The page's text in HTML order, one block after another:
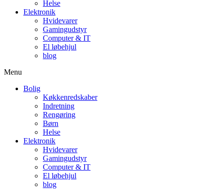
Helse
Elektronik
Hvidevarer
Gamingudstyr
Computer & IT
El løbehjul
blog
Menu
Bolig
Køkkenredskaber
Indretning
Rengøring
Børn
Helse
Elektronik
Hvidevarer
Gamingudstyr
Computer & IT
El løbehjul
blog